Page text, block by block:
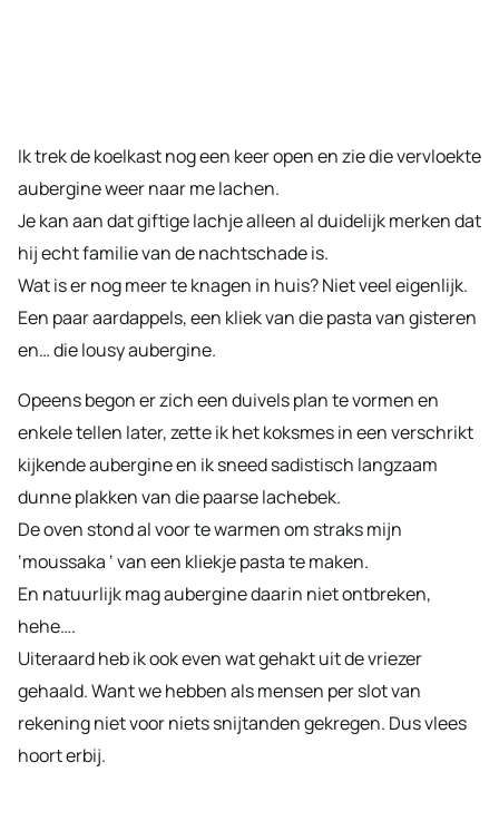
Ik trek de koelkast nog een keer open en zie die vervloekte
aubergine weer naar me lachen.
Je kan aan dat giftige lachje alleen al duidelijk merken dat
hij echt familie van de nachtschade is.
Wat is er nog meer te knagen in huis? Niet veel eigenlijk.
Een paar aardappels, een kliek van die pasta van gisteren
en… die lousy aubergine.
Opeens begon er zich een duivels plan te vormen en
enkele tellen later, zette ik het koksmes in een verschrikt
kijkende aubergine en ik sneed sadistisch langzaam
dunne plakken van die paarse lachebek.
De oven stond al voor te warmen om straks mijn
‘moussaka ‘ van een kliekje pasta te maken.
En natuurlijk mag aubergine daarin niet ontbreken,
hehe….
Uiteraard heb ik ook even wat gehakt uit de vriezer
gehaald. Want we hebben als mensen per slot van
rekening niet voor niets snijtanden gekregen. Dus vlees
hoort erbij.